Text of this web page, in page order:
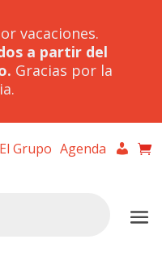
vacaciones.
a partir del
Gracias por la
El Grupo Agenda